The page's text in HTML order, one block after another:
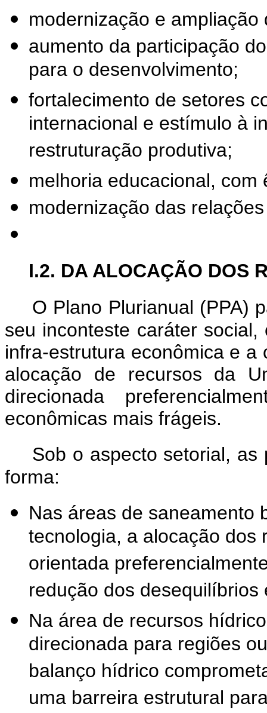
modernização e
aumento da participação
para o desenvolvimento;
fortalecimento de setores
internacional e estímulo à
restruturação produtiva;
melhoria educacional,
modernização das
I.2. DA ALOCAÇÃO DOS
O Plano Plurianual (PPA)
seu inconteste caráter
infra-estrutura econômica e a
alocação de recursos da
direcionada
econômicas mais frágeis.
Sob o aspecto setorial,
forma:
Nas áreas de saneamento
tecnologia, a alocação dos
orientada
redução dos desequilíbrios
Na área de recursos
direcionada para regiões
balanço hídrico
uma barreira estrutural